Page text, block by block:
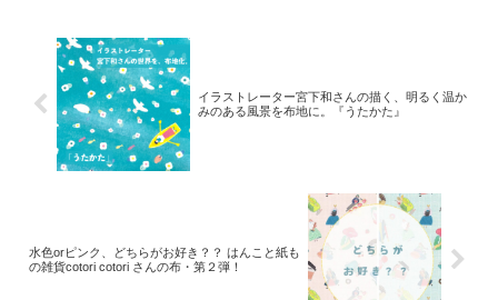
イラストレーター宮下和さんの描く、明るく温か
みのある風景を布地に。『うたかた』
水色orピンク、どちらがお好き？？ はんこと紙も
の雑貨cotori cotori さんの布・第２弾！